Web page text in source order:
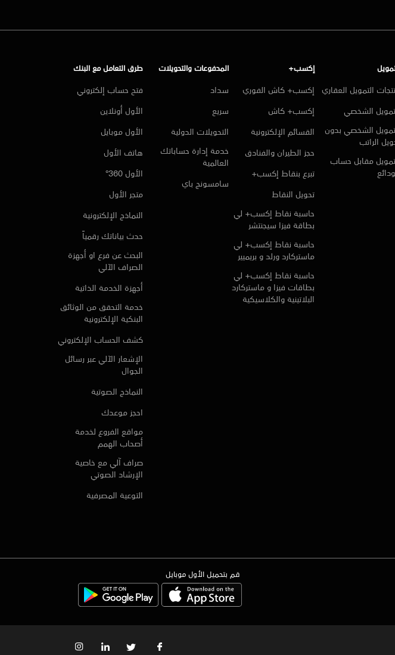
التمويل العقاري
الشخصي
الشخصي بدون
الراتب
مقابل حساب
إكسب+
إكسب+ كاش الفوري
إكسب+ كاش
القسائم الإلكترونية
حجز الطيران والفنادق
تبرع بنقاط إكسب+
تحويل النقاط
حاسبة نقاط إكسب+ لي
بطاقة فيزا سيجنتشر
حاسبة نقاط إكسب+ لي
ماستركارد ورلد و بريميير
حاسبة نقاط إكسب+ لي
بطاقات فيزا و ماستركارد
البلاتينية والكلاسيكية
المدفوعات والتحويلات
سداد
سريع
التحويلات الدولية
خدمة إدارة حساباتك
العالمية
سامسونج باي
طرق التعامل مع البنك
فتح حساب إلكتروني
الأول أونلاين
الأول موبايل
هاتف الأول
الأول 360°
متجر الأول
النماذج الإلكترونية
حدث بياناتك رقمياً
البحث عن فرع او أجهزة
الصراف الآلي
أجهزة الخدمة الذاتية
خدمة التحقق من الوثائق
البنكية الإلكترونية
كشف الحساب الإلكتروني
الإشعار الآلي عبر رسائل
الجوال
النماذج الصوتية
احجز موعدك
مواقع الفروع لخدمة
أصحاب الهمم
صراف آلي مع خاصية
الإرشاد الصوتي
التوعية المصرفية
قم بتحميل الأول موبايل